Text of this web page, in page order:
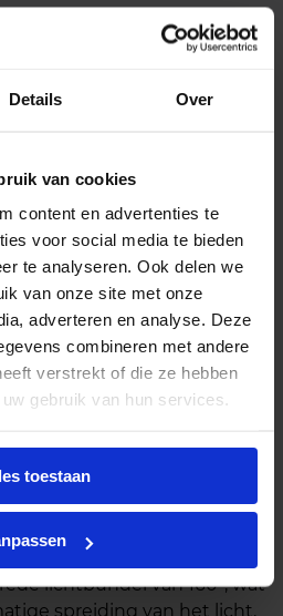
Details Over
van cookies
content en advertenties te
voor social media te bieden
te analyseren. Ook delen we
van onze site met onze
adverteren en analyse. Deze
combineren met andere
verstrekt of die ze hebben
gebruik van hun services.
toestaan
buis HO 26W 830 T5 AC is
TL‑buizen van 145 cm.
rechtstreeks op
installatie eenvoudig is
voorschakelapparaat nodig
voor renovatieprojecten
en compatibiliteit centraal
van 3000K straalt deze
uit, perfect voor ruimtes
en kantines. De
een goede kleurweergave
voor natuurgetrouwe
lichtbeleving. De
lichtopbrengst van 3500
lichtbundel van 160°, wat
spreiding van het licht.